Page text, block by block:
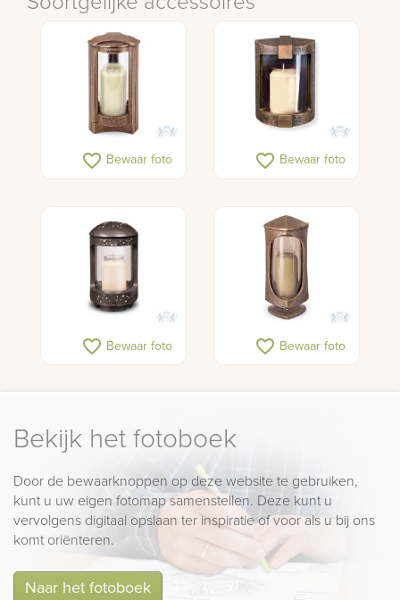
favorite_border Bewaar foto favorite_border Bewaar foto
favorite_border Bewaar foto favorite_border Bewaar foto
Bekijk het fotoboek
Door de bewaarknoppen op deze website te gebruiken,
kunt u uw eigen fotomap samenstellen. Deze kunt u
vervolgens digitaal opslaan ter inspiratie of voor als u bij ons
komt oriënteren.
Naar het fotoboek